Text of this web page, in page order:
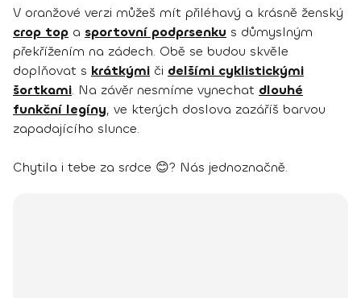
V oranžové verzi můžeš mít přiléhavý a krásně ženský
crop top a sportovní podprsenku s důmyslným
překřížením na zádech. Obě se budou skvěle
doplňovat s krátkými či delšími cyklistickými
šortkami. Na závěr nesmíme vynechat dlouhé
funkční legíny, ve kterých doslova zazáříš barvou
zapadajícího slunce.
Chytila i tebe za srdce 😊? Nás jednoznačně.